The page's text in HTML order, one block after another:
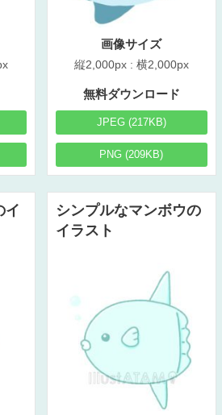
画像サイズ
縦2,000px : 横2,000px
無料ダウンロード
JPEG (217KB)
PNG (209KB)
イ
シンプルなマンボウの
イラスト